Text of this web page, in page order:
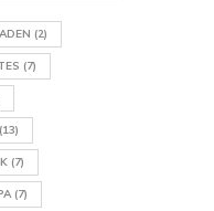
(2)
(7)
(13)
(7)
(7)